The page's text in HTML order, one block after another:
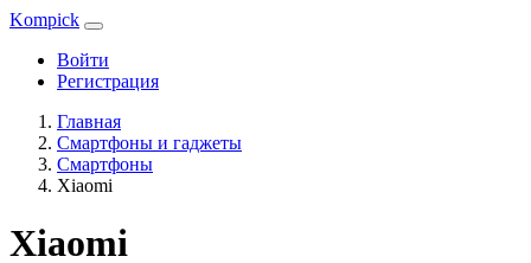
Kompick
Войти
Регистрация
Главная
Смартфоны и гаджеты
Смартфоны
Xiaomi
Xiaomi